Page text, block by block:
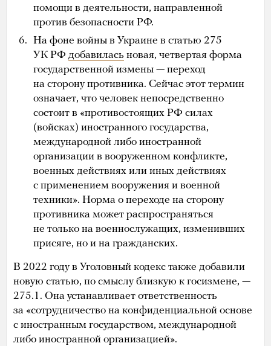
помощи в деятельности, направленной
против безопасности РФ.
На фоне войны в Украине в статью 275
УК РФ добавилась новая, четвертая форма
государственной измены — переход
на сторону противника. Сейчас этот термин
означает, что человек непосредственно
состоит в «противостоящих РФ силах
(войсках) иностранного государства,
международной либо иностранной
организации в вооруженном конфликте,
военных действиях или иных действиях
с применением вооружения и военной
техники». Норма о переходе на сторону
противника может распространяться
не только на военнослужащих, изменивших
присяге, но и на гражданских.
В 2022 году в Уголовный кодекс также добавили
новую статью, по смыслу близкую к госизмене, —
275.1. Она устанавливает ответственность
за «сотрудничество на конфиденциальной основе
с иностранным государством, международной
либо иностранной организацией».